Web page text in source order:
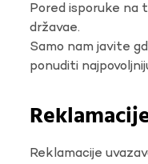
Pored isporuke na
državae.
Samo nam javite
ponuditi
Reklamacije